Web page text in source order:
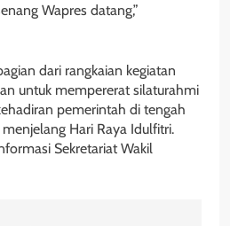
Wapres datang,”
dari rangkaian kegiatan
untuk mempererat silaturahmi
pemerintah di tengah
Hari Raya Idulfitri.
Sekretariat Wakil